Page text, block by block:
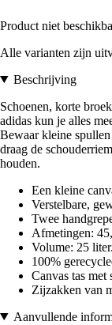
Product niet
Alle varianten zijn
Beschrijving
Schoenen, korte
adidas kun je alles
Bewaar kleine
draag de
houden.
Een kleine
Verstelbare,
Twee
Afmetingen:
Volume: 25 liter.
100%
Canvas tas met
Zijzakken van
Aanvullende